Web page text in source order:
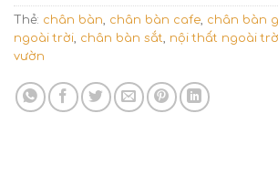
Thẻ: chân bàn, chân bàn cafe, chân bàn
ngoài trời, chân bàn sắt, nội thất ngoài
vườn